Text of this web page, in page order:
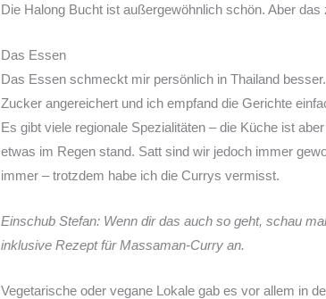
Die Halong Bucht ist außergewöhnlich schön. Aber
Das Essen
Das Essen schmeckt mir persönlich in Thailand
Zucker angereichert und ich empfand die Gerichte
Es gibt viele regionale Spezialitäten – die Küche ist
etwas im Regen stand. Satt sind wir jedoch immer
immer – trotzdem habe ich die Currys vermisst.
Einschub Stefan: Wenn dir das auch so geht, schau
inklusive Rezept für Massaman-Curry an.
Vegetarische oder vegane Lokale gab es vor allem in